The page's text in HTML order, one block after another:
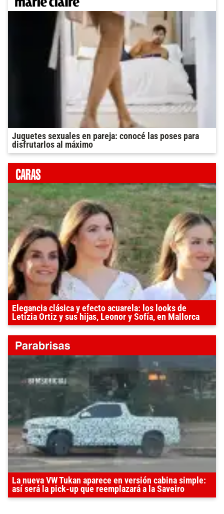
Juguetes sexuales en pareja: conocé las poses para
disfrutarlos al máximo
Elegancia clásica y efecto acuarela: los looks de
Letizia Ortiz y sus hijas, Leonor y Sofía, en Mallorca
La nueva VW Tukan aparece en versión cabina simple:
así será la pick-up que reemplazará a la Saveiro